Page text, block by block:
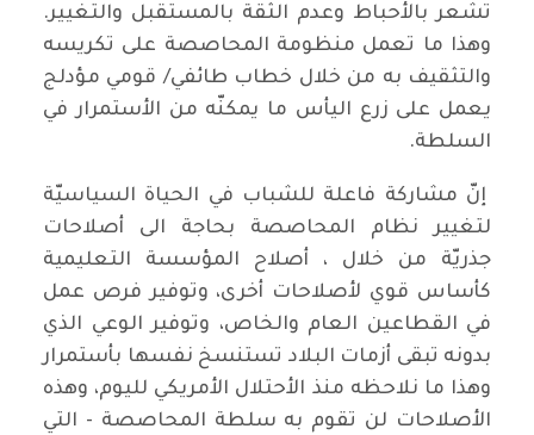
تشعر بالأحباط وعدم الثقة بالمستقبل والتغيير.
وهذا ما تعمل منظومة المحاصصة على تكريسه
والتثقيف به من خلال خطاب طائفي/ قومي مؤدلج
يعمل على زرع اليأس ما يمكنّه من الأستمرار في
السلطة.
إنّ مشاركة فاعلة للشباب في الحياة السياسيّة
لتغيير نظام المحاصصة بحاجة الى أصلاحات
جذريّة من خلال ، أصلاح المؤسسة التعليمية
كأساس قوي لأصلاحات أخرى، وتوفير فرص عمل
في القطاعين العام والخاص، وتوفير الوعي الذي
بدونه تبقى أزمات البلاد تستنسخ نفسها بأستمرار
وهذا ما نلاحظه منذ الأحتلال الأمريكي لليوم، وهذه
الأصلاحات لن تقوم به سلطة المحاصصة - التي